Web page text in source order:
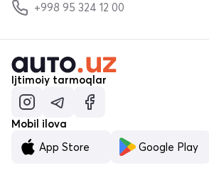
+998 95 324 12 00
Ijtimoiy tarmoqlar
Mobil ilova
App Store
Google Play